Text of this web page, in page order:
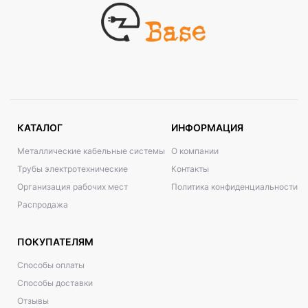
КАТАЛОГ
Металлические кабельные системы
Трубы электротехнические
Организация рабочих мест
Распродажа
ИНФОРМАЦИЯ
О компании
Контакты
Политика конфиденциальности
ПОКУПАТЕЛЯМ
Способы оплаты
Способы доставки
Отзывы